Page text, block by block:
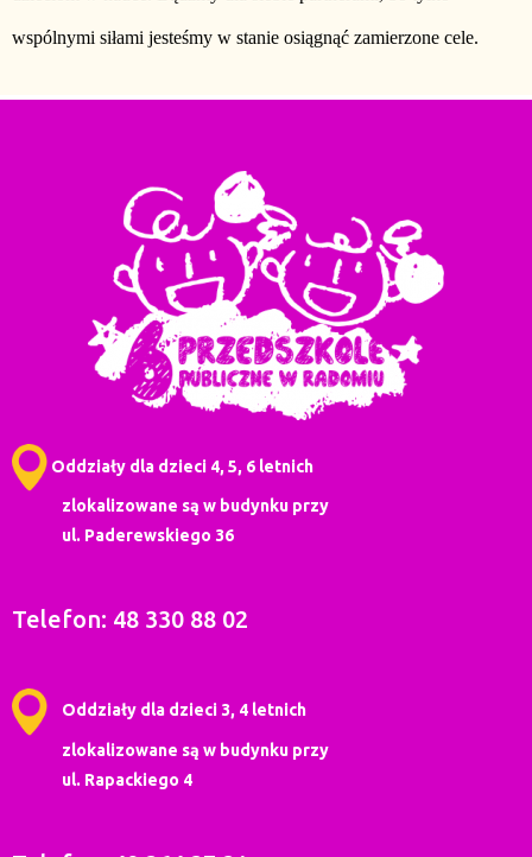
wspólnymi siłami jesteśmy w stanie osiągnąć zamierzone cele.
Oddziały dla dzieci 4, 5, 6 letnich
zlokalizowane są w budynku przy
ul. Paderewskiego 36
Telefon: 48 330 88 02
Oddziały dla dzieci 3, 4 letnich
zlokalizowane są w budynku przy
ul. Rapackiego 4